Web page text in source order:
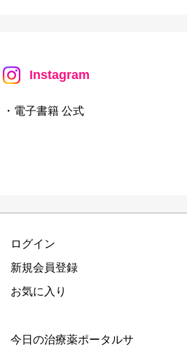
Instagram
・電子書籍 公式
ログイン
新規会員登録
お気に入り
今日の治療薬ポータルサ